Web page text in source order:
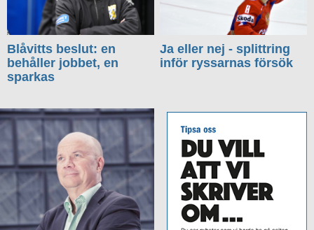
Blåvitts beslut: en
behåller jobbet, en
sparkas
Ja eller nej - splittring
inför ryssarnas försök